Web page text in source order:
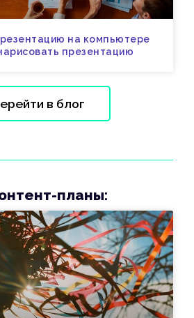
на компьютере
презентацию
в блог
планы: